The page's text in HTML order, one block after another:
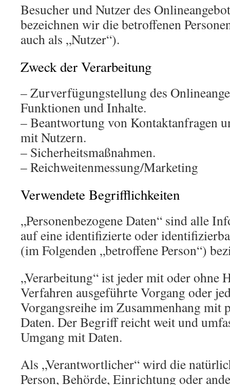
Besucher und Nutzer des
bezeichnen wir die betroffenen
auch als „Nutzer“).
Zweck der Verarbeitung
– Zurverfügungstellung des
Funktionen und Inhalte.
– Beantwortung von Kontaktanfragen
mit Nutzern.
– Sicherheitsmaßnahmen.
– Reichweitenmessung/Marketing
Verwendete Begrifflichkeiten
„Personenbezogene Daten“ sind alle
auf eine identifizierte oder
(im Folgenden „betroffene Person“)
„Verarbeitung“ ist jeder mit oder ohne
Verfahren ausgeführte Vorgang oder
Vorgangsreihe im Zusammenhang mit
Daten. Der Begriff reicht weit und
Umgang mit Daten.
Als „Verantwortlicher“ wird die
Person, Behörde, Einrichtung oder